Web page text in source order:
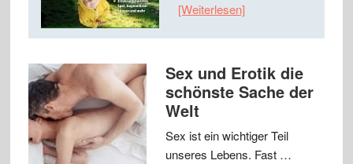
[Weiterlesen]
Sex und Erotik die
schönste Sache der
Welt
Sex ist ein wichtiger Teil
unseres Lebens. Fast …